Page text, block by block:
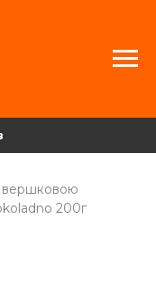
вершковою
200г